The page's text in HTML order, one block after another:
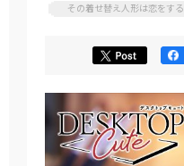
その着せ替え人形は恋をする